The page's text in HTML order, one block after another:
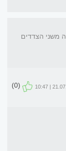
משני הצדדים
21.07.10 |
(0)